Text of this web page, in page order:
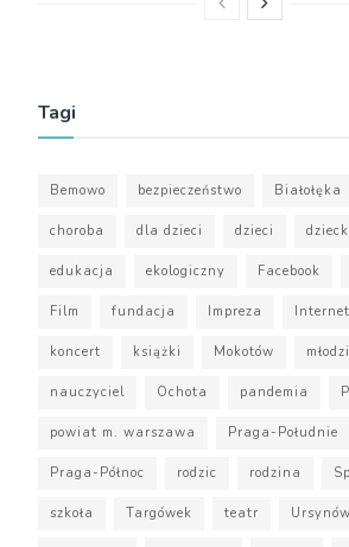
Tagi
Bemowo bezpieczeństwo Białołęka
choroba dla dzieci dzieci
edukacja ekologiczny Facebook
Film fundacja Impreza Internet
koncert książki Mokotów
nauczyciel Ochota pandemia
powiat m. warszawa Praga-Południe
Praga-Północ rodzic rodzina
szkoła Targówek teatr Ursynów